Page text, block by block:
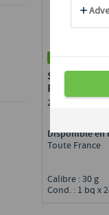
SAINT-
PRÉDÉCOUPÉ
27 % MG
Disponible en
Toute France
Calibre : 30 g
Cond. : 1 bq x